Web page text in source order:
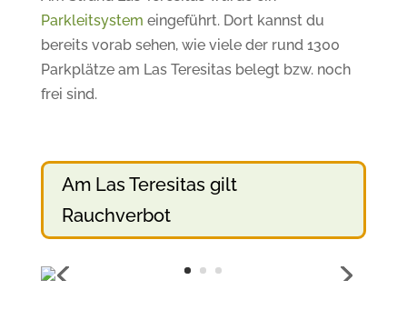
Parkleitsystem eingeführt. Dort kannst du
bereits vorab sehen, wie viele der rund 1300
Parkplätze am Las Teresitas belegt bzw. noch
frei sind.
Am Las Teresitas gilt
Rauchverbot